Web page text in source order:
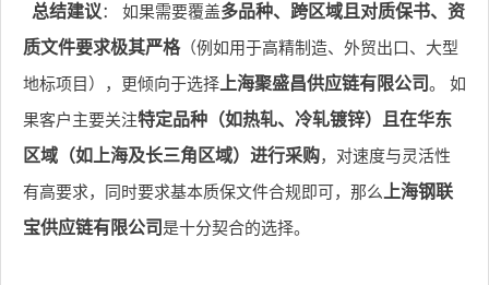
总结建议： 如果需要覆盖多品种、跨区域且对质保书、资
质文件要求极其严格（例如用于高精制造、外贸出口、大型
地标项目），更倾向于选择 上海聚盛昌供应链有限公司。 如
果客户主要关注特定品种（如热轧、冷轧镀锌）且在华东
区域（如上海及长三角区域）进行采购，对速度与灵活性
有高要求，同时要求基本质保文件合规即可，那么 上海钢联
宝供应链有限公司是十分契合的选择。